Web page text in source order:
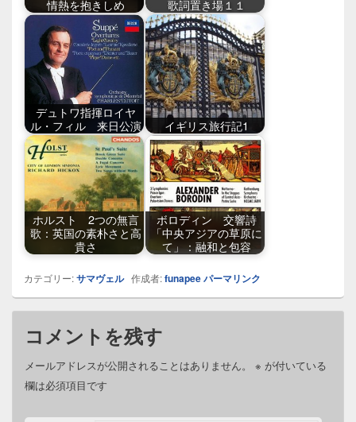
情熱を抱きしめ
歌詞置き場１１
デュトワ指揮ロイヤ
ル・フィル 来日公演
イギリス旅行記1
ホルスト 2つの無言
歌：英国の素朴さと高
貴さ
ボロディン 交響詩
「中央アジアの草原に
て」：融和と包容
カテゴリー:サマヴェル作成者:funapeeパーマリンク
コメントを残す
メールアドレスが公開されることはありません。 ※ が付いている
欄は必須項目です